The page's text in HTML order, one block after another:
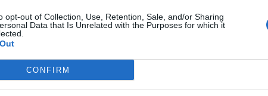
opt-out of Collection, Use, Retention, Sale, and/or Sharing
Data that Is Unrelated with the Purposes for which it
CONFIRM